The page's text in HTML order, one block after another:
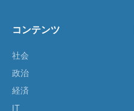
コンテンツ
社会
政治
経済
IT